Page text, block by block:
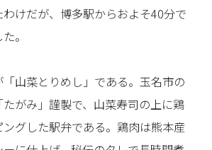
けだが、博多駅からおよそ40分で
。
山菜とりめし」である。玉名市の
がみ」謹製で、山菜寿司の上に鶏
グした駅弁である。鶏肉は熊本産